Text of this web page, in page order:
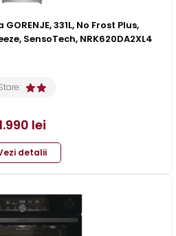
331L, No Frost Plus,
SensoTech, NRK620DA2XL4
lei
detalii